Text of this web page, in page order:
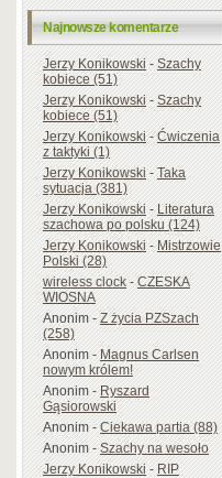
Najnowsze komentarze
Jerzy Konikowski-Szachy
kobiece (51)
Jerzy Konikowski-Szachy
kobiece (51)
Jerzy Konikowski-Ćwiczenia
z taktyki (1)
Jerzy Konikowski-Taka
sytuacja (381)
Jerzy Konikowski-Literatura
szachowa po polsku (124)
Jerzy Konikowski-Mistrzowie
Polski (28)
wireless clock-CZESKA
WIOSNA
Anonim-Z życia PZSzach
(258)
Anonim-Magnus Carlsen
nowym królem!
Anonim-Ryszard
Gąsiorowski
Anonim-Ciekawa partia (88)
Anonim-Szachy na wesoło
Jerzy Konikowski-RIP